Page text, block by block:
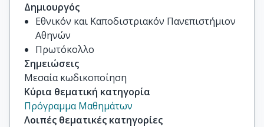
Δημιουργός
Εθνικόν και Καποδιστριακόν Πανεπιστήμιον
Αθηνών
Πρωτόκολλο
Σημειώσεις
Μεσαία κωδικοποίηση
Κύρια θεματική κατηγορία
Πρόγραμμα Μαθημάτων
Λοιπές θεματικές κατηγορίες